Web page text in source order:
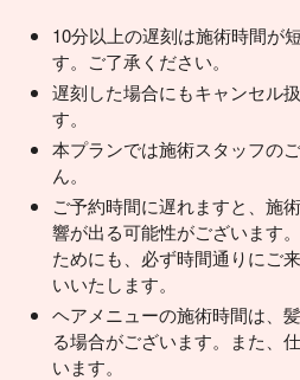
10分以上の遅刻は施術時間が
す。ご了承ください。
遅刻した場合にもキャンセル
す。
本プランでは施術スタッフの
ん。
ご予約時間に遅れますと、施
響が出る可能性がございます
ためにも、必ず時間通りにご
いいたします。
ヘアメニューの施術時間は、
る場合がございます。また、
います。